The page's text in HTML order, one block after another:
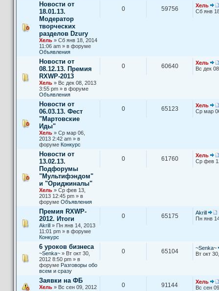
Новости от
18.01.13.
Модератор
творческих
разделов Dzury
Хель » Сб янв 18, 2014
11:06 am » в форуме
Объявления
0 59756
Хель
Сб янв
Новости от
08.12.13. Премия
RXWP-2013
Хель » Вс дек 08, 2013
3:55 pm » в форуме
Объявления
0 60640
Хель
Вс дек
Новости от
06.03.13. Фест
"Мартовские
Иды"
Хель » Ср мар 06,
2013 2:42 am » в
форуме Конкурс
0 65123
Хель
Ср мар
Новости от
13.02.13.
Подфорумы
"Мультифэндом"
и "Ориджиналы"
Хель » Ср фев 13,
2013 12:45 pm » в
форуме Объявления
0 61760
Хель
Ср фев
Премия RXWP-
2012. Итоги
Akrill » Пн янв 14, 2013
11:01 pm » в форуме
Конкурс
0 65175
Akrill
т
к
Пн янв
6 уроков бизнеса
~Senka~ » Вт окт 30,
2012 8:50 pm » в
форуме Разговоры обо
всем и сразу
0 65104
~Senka~
Вт окт
Заявки на ФБ
Хель » Вс сен 09, 2012
0 91144
Хель
Вс сен